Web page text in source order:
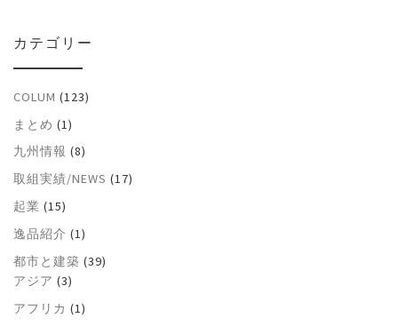
カテゴリー
COLUM (123)
まとめ (1)
九州情報 (8)
取組実績/NEWS (17)
起業 (15)
逸品紹介 (1)
都市と建築 (39)
アジア (3)
アフリカ (1)